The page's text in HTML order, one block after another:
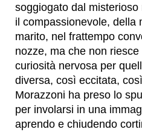
soggiogato dal
il compassionevole, della
marito, nel frattempo
nozze, ma che non
curiosità nervosa per
diversa, così eccitata,
Morazzoni ha preso lo
per involarsi in una
aprendo e chiudendo